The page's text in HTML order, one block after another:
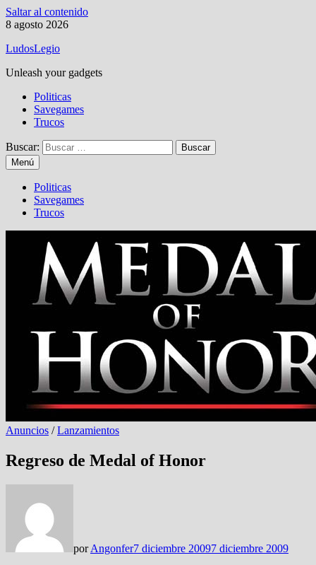
Saltar al contenido
8 agosto 2026
LudosLegio
Unleash your gadgets
Politicas
Savegames
Trucos
Buscar:
Menú
Politicas
Savegames
Trucos
Anuncios /Lanzamientos
Regreso de Medal of Honor
porAngonfer7 diciembre 20097 diciembre 2009